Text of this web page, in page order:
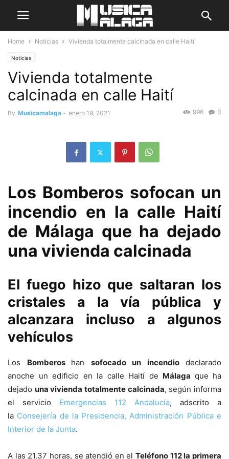
Home Noticias Vivienda totalmente calcinada en calle Haití
Noticias
Vivienda totalmente
calcinada en calle Haití
By Musicamalaga - enero 19, 2021 0
996
Los Bomberos sofocan un
incendio en la calle Haití
de Málaga que ha dejado
una vivienda calcinada
El fuego hizo que saltaran los
cristales a la vía pública y
alcanzara incluso a algunos
vehículos
Los Bomberos han sofocado un incendiodeclarado
anoche un edificio en la calle Haití de Málaga que ha
dejado una vivienda totalmente calcinada, según informa
el servicio Emergencias 112 Andalucía, adscrito a
la Consejería de la Presidencia, Administración Pública e
Interior de la Junta.
A las 21.37 horas, se atendió en elTeléfono 112 la primera